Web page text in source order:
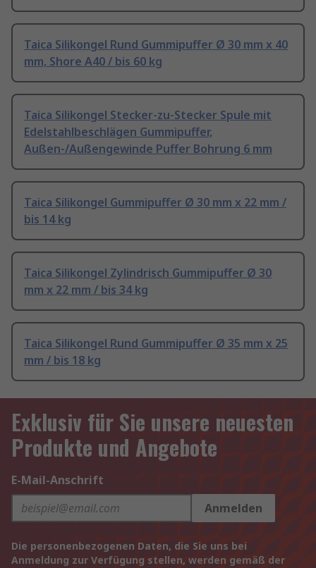
Taica Silikongel Rund Gummipuffer Ø 30 mm x 40
mm, Shore A40 / bis 60 kg
Taica Silikongel Stecker-zu-Stecker Spule mit
Edelstahlbeschlägen Gummipuffer,
Außen-/Außengewinde Puffer Bohrung 6 mm
Taica Silikongel Gummipuffer Ø 30 mm x 22 mm /
bis 14 kg
Taica Silikongel Zylindrisch Gummipuffer Ø 30
mm x 22 mm / bis 34 kg
Taica Silikongel Rund Gummipuffer Ø 35 mm x 25
mm / bis 18 kg
Exklusiv für Sie unsere neuesten
Produkte und Angebote
E-Mail-Anschrift
Anmelden
Die personenbezogenen Daten, die Sie uns bei
Anmeldung zur Verfügung stellen, werden gemäß der